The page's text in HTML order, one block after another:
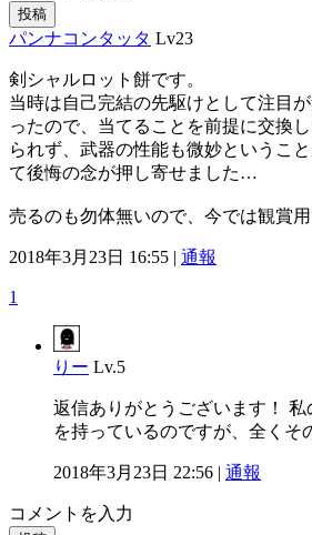
投稿
パンナコンタッタ Lv23
剣シャルロット餅です。
当時は自己完結の先駆けとして注目
ったので、当てることを前提に交換
られず、武器の性能も微妙というこ
て後悔の念が押し寄せました…
売るのも勿体無いので、今では観賞
2018年3月23日 16:55 | 通報
1
りー Lv.5
返信ありがとうございます！
を持っているのですが、全くそ
2018年3月23日 22:56 | 通報
コメントを入力